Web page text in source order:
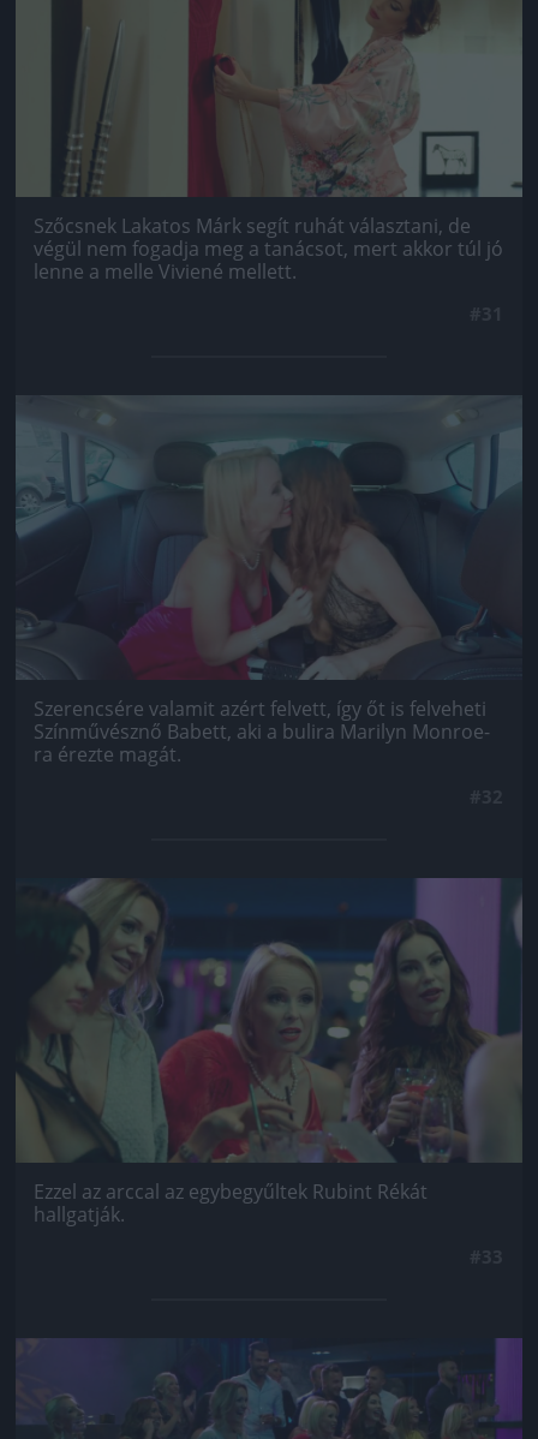
Szőcsnek Lakatos Márk segít ruhát választani, de
végül nem fogadja meg a tanácsot, mert akkor túl jó
lenne a melle Viviené mellett.
Szerencsére valamit azért felvett, így őt is felveheti
Színművésznő Babett, aki a bulira Marilyn Monroe-
ra érezte magát.
Ezzel az arccal az egybegyűltek Rubint Rékát
hallgatják.
Jön még kép!